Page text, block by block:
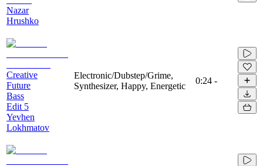
Nazar
Hrushko
Creative
Future
Bass
Edit 5
Yevhen
Lokhmatov
Electronic/Dubstep/Grime,
Synthesizer, Happy, Energetic
0:24 -